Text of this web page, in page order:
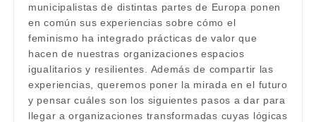
municipalistas de distintas partes de Europa ponen
en común sus experiencias sobre cómo el
feminismo ha integrado prácticas de valor que
hacen de nuestras organizaciones espacios
igualitarios y resilientes. Además de compartir las
experiencias, queremos poner la mirada en el futuro
y pensar cuáles son los siguientes pasos a dar para
llegar a organizaciones transformadas cuyas lógicas